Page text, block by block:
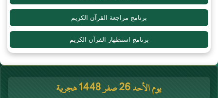
برنامج مراجعة القرآن الكريم
برنامج استظهار القرآن الكريم
يوم الأحد 26 صفر 1448 هجرية